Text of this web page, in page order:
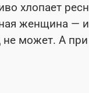
хлопает
женщина —
может. А при